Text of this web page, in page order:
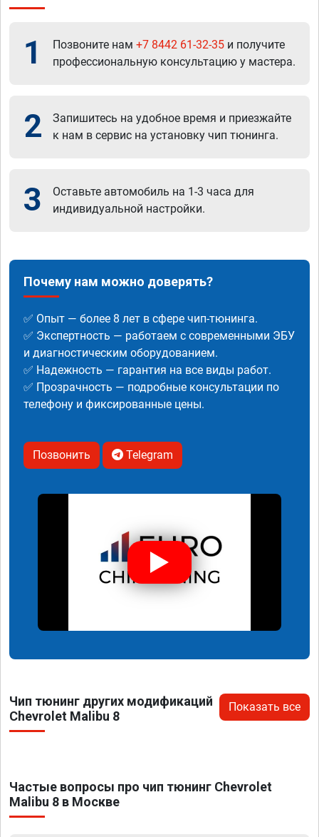
1 Позвоните нам +7 8442 61-32-35 и получите
профессиональную консультацию у мастера.
2
Запишитесь на удобное время и приезжайте
к нам в сервис на установку чип тюнинга.
3
Оставьте автомобиль на 1-3 часа для
индивидуальной настройки.
Почему нам можно доверять?
✅ Опыт — более 8 лет в сфере чип-тюнинга.
✅ Экспертность — работаем с современными ЭБУ
и диагностическим оборудованием.
✅ Надежность — гарантия на все виды работ.
✅ Прозрачность — подробные консультации по
телефону и фиксированные цены.
Позвонить Telegram
Чип тюнинг других модификаций
Chevrolet Malibu 8
Показать все
Частые вопросы про чип тюнинг Chevrolet
Malibu 8 в Москве